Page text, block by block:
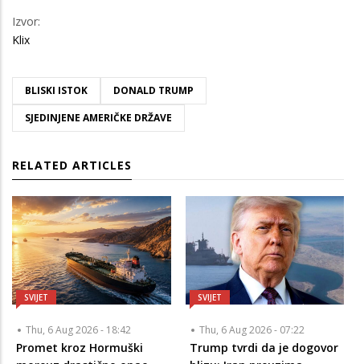
Izvor:
Klix
BLISKI ISTOK
DONALD TRUMP
SJEDINJENE AMERIČKE DRŽAVE
RELATED ARTICLES
SVIJET
Thu, 6 Aug 2026 - 18:42
Promet kroz Hormuški
SVIJET
Thu, 6 Aug 2026 - 07:22
Trump tvrdi da je dogovor